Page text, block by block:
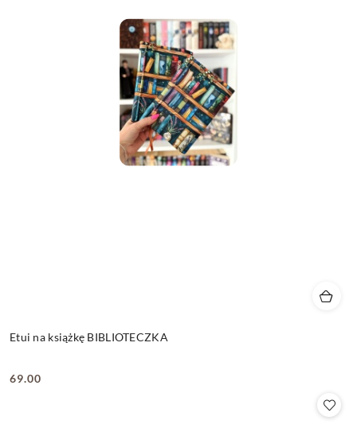
Etui na książkę BIBLIOTECZKA
Cena:
69.00